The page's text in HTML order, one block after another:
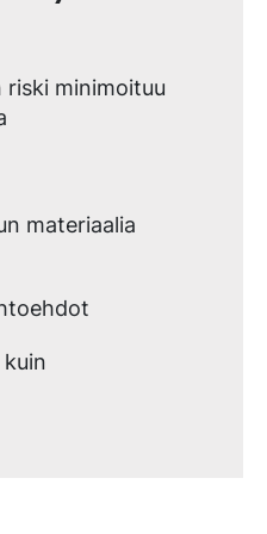
riski minimoituu
materiaalia